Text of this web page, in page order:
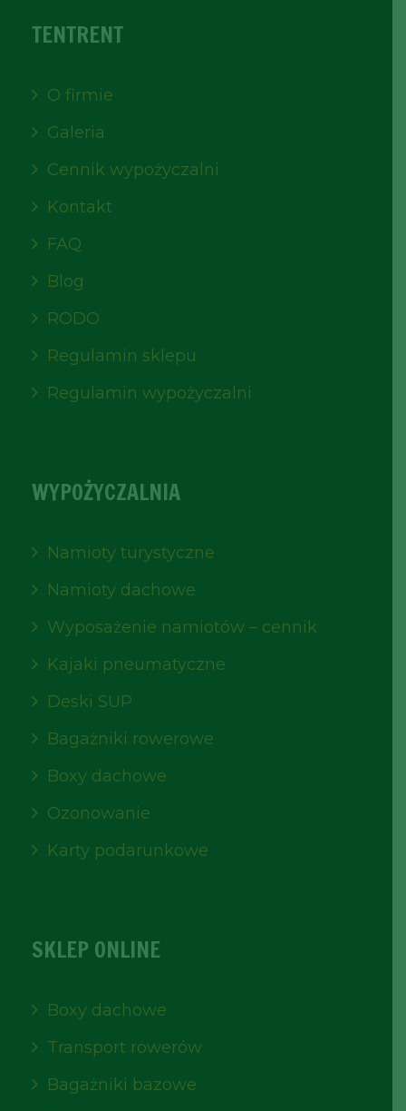
TENTRENT
O firmie
Galeria
Cennik wypożyczalni
Kontakt
FAQ
Blog
RODO
Regulamin sklepu
Regulamin wypożyczalni
WYPOŻYCZALNIA
Namioty turystyczne
Namioty dachowe
Wyposażenie namiotów – cennik
Kajaki pneumatyczne
Deski SUP
Bagażniki rowerowe
Boxy dachowe
Ozonowanie
Karty podarunkowe
SKLEP ONLINE
Boxy dachowe
Transport rowerów
Bagażniki bazowe